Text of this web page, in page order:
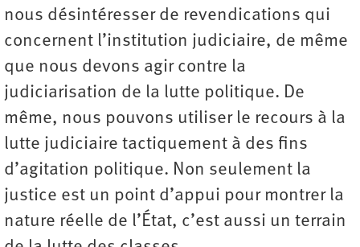
nous désintéresser de revendications qui
concernent l’institution judiciaire, de même
que nous devons agir contre la
judiciarisation de la lutte politique. De
même, nous pouvons utiliser le recours à la
lutte judiciaire tactiquement à des fins
d’agitation politique. Non seulement la
justice est un point d’appui pour montrer la
nature réelle de l’État, c’est aussi un terrain